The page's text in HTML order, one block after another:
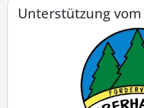
Unterstützung